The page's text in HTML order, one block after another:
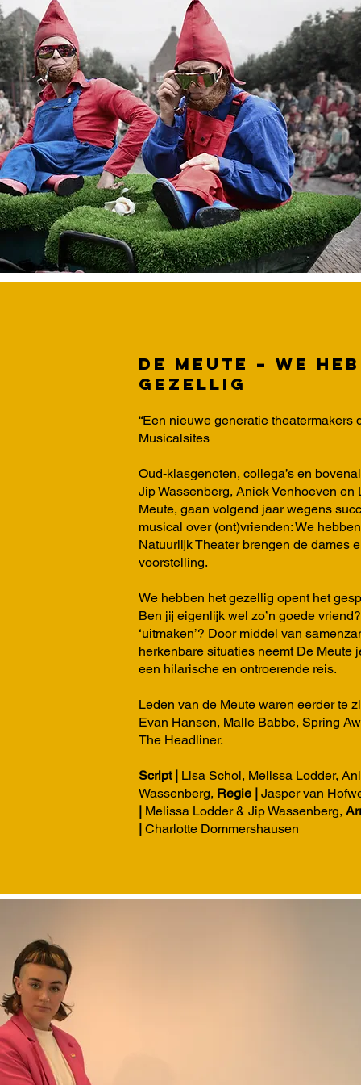
De Meute – We
gezellig
“Een nieuwe generatie theatermakers
Musicalsites
Oud-klasgenoten, collega’s en
Jip Wassenberg, Aniek Venhoeven
Meute, gaan volgend jaar wegens
musical over (ont)vrienden: We
Natuurlijk Theater brengen de dames
voorstelling.
We hebben het gezellig opent het
Ben jij eigenlijk wel zo’n goede
‘uitmaken’? Door middel van
herkenbare situaties neemt De Meute
een hilarische en ontroerende reis.
Leden van de Meute waren eerder te
Evan Hansen, Malle Babbe, Spring
The Headliner.
Script | Lisa Schol, Melissa Lodder,
Wassenberg, Regie | Jasper van
| Melissa Lodder & Jip Wassenberg,
|Charlotte Dommershausen